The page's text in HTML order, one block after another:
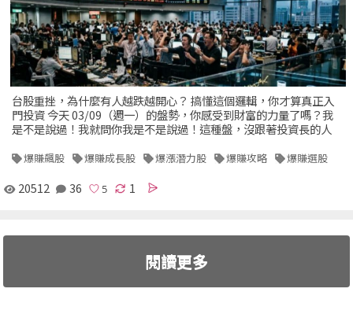
台股重挫，為什麼有人越跌越開心？ 搞懂這個邏輯，你才算真正入
門投資 今天 03/09（週一）的盤勢，你感受到財富的力量了嗎？我
是不是說過！我就問你我是不是說過！這種盤，沒跟著投資長的人
爆賺飆股 爆賺成長股 爆漲潛力股 爆賺攻略 爆賺選股
20512 36 1
閱讀更多